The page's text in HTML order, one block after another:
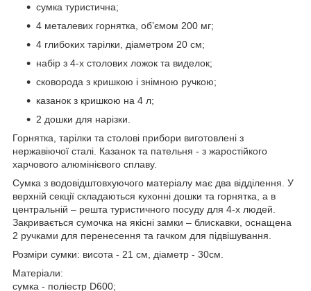
сумка туристична;
4 металевих горнятка, об’ємом 200 мг;
4 глибоких тарілки, діаметром 20 см;
набір з 4-х столових ложок та виделок;
сковорода з кришкою і знімною ручкою;
казанок з кришкою на 4 л;
2 дошки для нарізки.
Горнятка, тарілки та столові прибори виготовлені з
нержавіючої сталі. Казанок та пательня - з жаростійкого
харчового алюмінієвого сплаву.
Сумка з водовідштовхуючого матеріалу має два відділення. У
верхній секції складаються кухонні дошки та горнятка, а в
центральній – решта туристичного посуду для 4-х людей.
Закривається сумочка на якісні замки – блискавки, оснащена
2 ручками для перенесення та гачком для підвішування.
Розміри сумки: висота - 21 см, діаметр - 30см.
Матеріали:
сумка - поліестр D600;